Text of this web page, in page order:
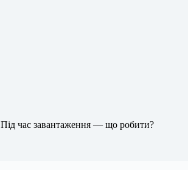
Під час завантаження — що робити?